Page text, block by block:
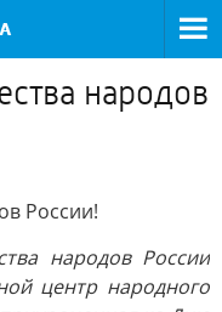
народов
России!
народов России
центр народного